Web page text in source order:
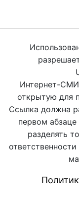
Интернет-
открытую для
Ссылка должна
первом
разделять